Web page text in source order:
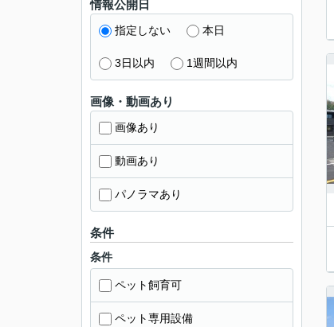
情報公開日
指定しない 本日
3日以内 1週間以内
画像・動画あり
画像あり
動画あり
パノラマあり
条件
条件
ペット飼育可
ペット専用設備